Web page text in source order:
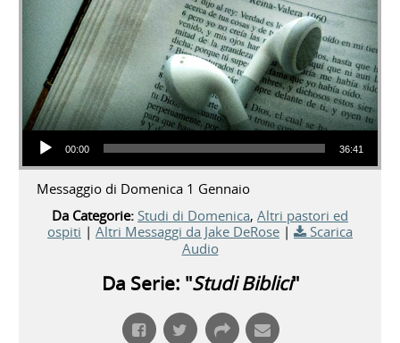
Audio Player
00:00 36:41
Messaggio di Domenica 1 Gennaio
Da Categorie: Studi di Domenica, Altri pastori ed
ospiti | Altri Messaggi da Jake DeRose |
Scarica
Audio
Da Serie: "Studi Biblici"